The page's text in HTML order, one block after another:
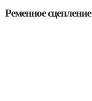
Ременное сцепление